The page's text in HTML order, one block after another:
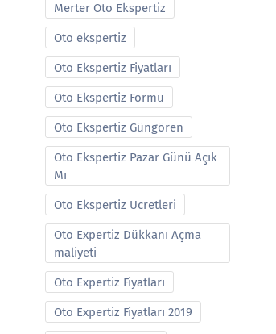
Merter Oto Ekspertiz
Oto ekspertiz
Oto Ekspertiz Fiyatları
Oto Ekspertiz Formu
Oto Ekspertiz Güngören
Oto Ekspertiz Pazar Günü Açık
Mı
Oto Ekspertiz Ucretleri
Oto Expertiz Dükkanı Açma
maliyeti
Oto Expertiz Fiyatları
Oto Expertiz Fiyatları 2019